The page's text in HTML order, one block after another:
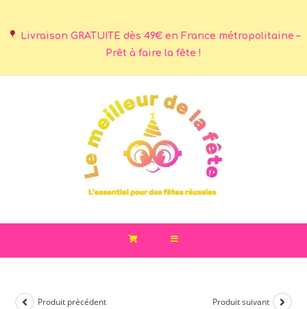
Livraison GRATUITE dès 49€ en France métropolitaine –
Prêt à faire la fête !
Produit précédent Produit suivant